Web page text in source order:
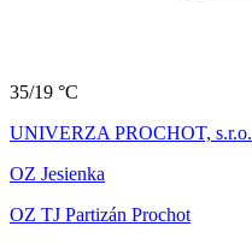
35/19 °C
UNIVERZA PROCHOT, s.r.o.
OZ Jesienka
OZ TJ Partizán Prochot